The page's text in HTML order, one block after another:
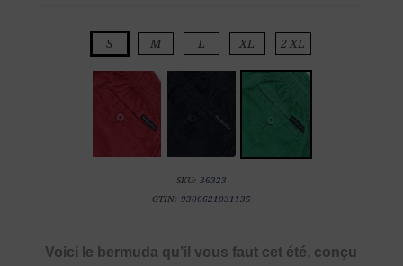
S M L XL 2 XL
SKU: 36323
GTIN: 9306621031135
Voici le bermuda qu’il vous faut cet été, conçu